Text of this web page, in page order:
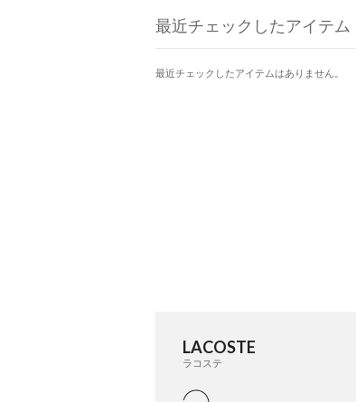
最近チェックしたアイテム
最近チェックしたアイテムはありません。
LACOSTE
ラコステ